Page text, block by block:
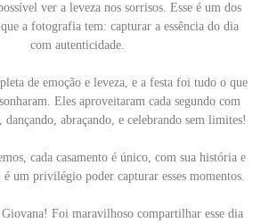
ver a leveza nos sorrisos. Esse é um dos
a fotografia tem: capturar a essência do dia
com autenticidade.
de emoção e leveza, e a festa foi tudo o que
Eles aproveitaram cada segundo com
dançando, abraçando, e celebrando sem limites!
cada casamento é único, com sua história e
um privilégio poder capturar esses momentos.
Giovana! Foi maravilhoso compartilhar esse dia